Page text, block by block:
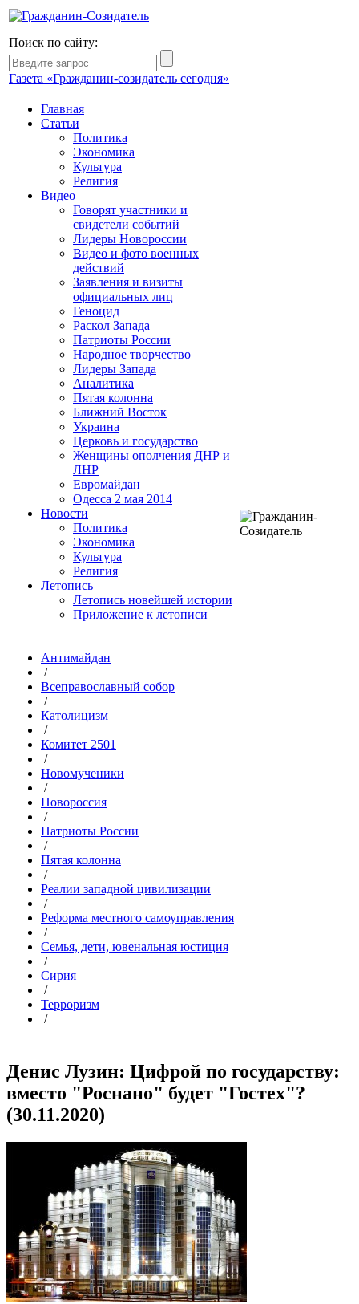
Поиск по сайту:
Газета «Гражданин-созидатель сегодня»
Главная
Статьи
Политика
Экономика
Культура
Религия
Видео
Говорят участники и
свидетели событий
Лидеры Новороссии
Видео и фото военных
действий
Заявления и визиты
официальных лиц
Геноцид
Раскол Запада
Патриоты России
Народное творчество
Лидеры Запада
Аналитика
Пятая колонна
Ближний Восток
Украина
Церковь и государство
Женщины ополчения ДНР и
ЛНР
Евромайдан
Одесса 2 мая 2014
Новости
Политика
Экономика
Культура
Религия
Летопись
Летопись новейшей истории
Приложение к летописи
Антимайдан
/
Всеправославный собор
/
Католицизм
/
Комитет 2501
/
Новомученики
/
Новороссия
/
Патриоты России
/
Пятая колонна
/
Реалии западной цивилизации
/
Реформа местного самоуправления
/
Семья, дети, ювенальная юстиция
/
Сирия
/
Терроризм
/
Денис Лузин: Цифрой по государству:
вместо "Роснано" будет "Гостех"?
(30.11.2020)